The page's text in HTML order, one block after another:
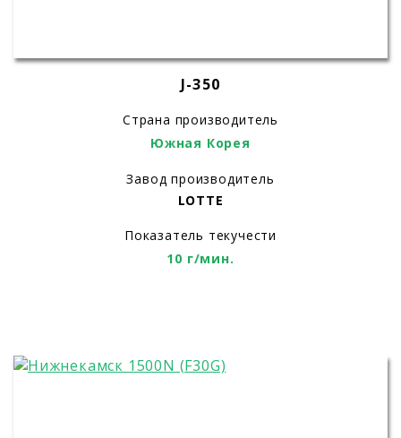
J-350
Страна производитель
Южная Корея
Завод производитель
LOTTE
Показатель текучести
10 г/мин.